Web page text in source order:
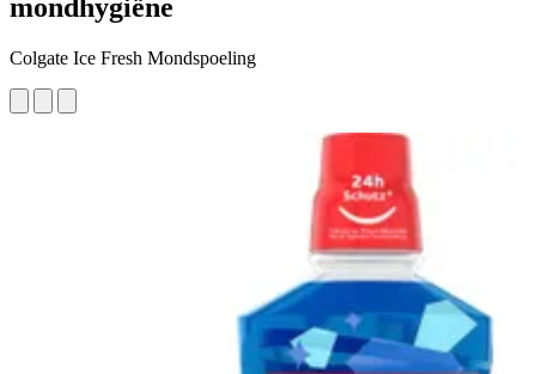
mondhygiëne
Colgate Ice Fresh Mondspoeling